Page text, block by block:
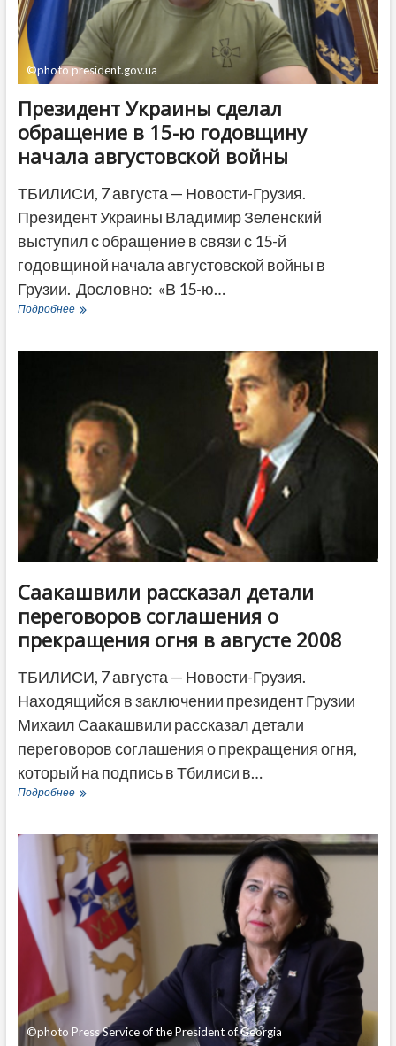
©photo president.gov.ua
Президент Украины сделал
обращение в 15-ю годовщину
начала августовской войны
ТБИЛИСИ, 7 августа — Новости-Грузия.
Президент Украины Владимир Зеленский
выступил с обращение в связи с 15-й
годовщиной начала августовской войны в
Грузии. Дословно: «В 15-ю…
ПодробнееПрезидент
ю
годовщину
начала
августовской
войны
Саакашвили рассказал детали
переговоров соглашения о
прекращения огня в августе 2008
ТБИЛИСИ, 7 августа — Новости-Грузия.
Находящийся в заключении президент Грузии
Михаил Саакашвили рассказал детали
переговоров соглашения о прекращения огня,
который на подпись в Тбилиси в…
ПодробнееСаакашвили
переговоров
соглашения
о
прекращения
огня
в
августе
2008
©photo Press Service of the President of Georgia